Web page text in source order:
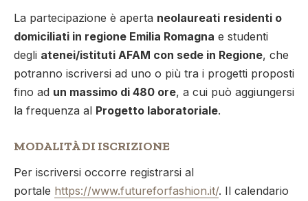
La partecipazione è aperta neolaureati residenti o
domiciliati in regione Emilia Romagna e studenti
degli atenei/istituti AFAM con sede in Regione, che
potranno iscriversi ad uno o più tra i progetti proposti
fino ad un massimo di 480 ore, a cui può aggiungersi
la frequenza al Progetto laboratoriale.
MODALITÀ DI ISCRIZIONE
Per iscriversi occorre registrarsi al
portale https://www.futureforfashion.it/. Il calendario